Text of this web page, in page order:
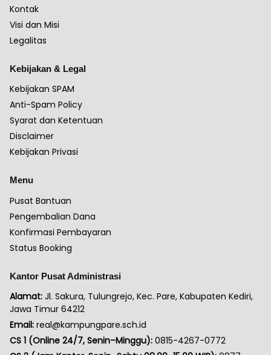
Kontak
Visi dan Misi
Legalitas
Kebijakan & Legal
Kebijakan SPAM
Anti-Spam Policy
Syarat dan Ketentuan
Disclaimer
Kebijakan Privasi
Menu
Pusat Bantuan
Pengembalian Dana
Konfirmasi Pembayaran
Status Booking
Kantor Pusat Administrasi
Alamat: Jl. Sakura, Tulungrejo, Kec. Pare, Kabupaten Kediri,
Jawa Timur 64212
Email: real@kampungpare.sch.id
CS 1 (Online 24/7, Senin–Minggu): 0815-4267-0772